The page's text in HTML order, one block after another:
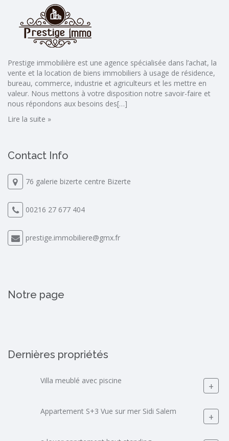
Prestige immobilière est une agence spécialisée dans l’achat, la
vente et la location de biens immobiliers à usage de résidence,
bureau, commerce, industrie et agriculteurs et les mettre en
valeur. Nous mettons à votre disposition notre savoir-faire et
nous répondons aux besoins des[…]
Lire la suite »
Contact Info
76 galerie bizerte centre Bizerte
00216 27 677 404
prestige.immobiliere@gmx.fr
Notre page
Dernières propriétés
Villa meublé avec piscine +
Appartement S+3 Vue sur mer Sidi Salem +